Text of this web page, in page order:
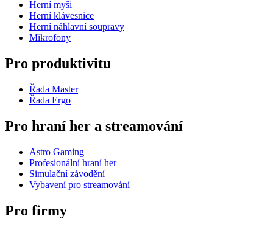
Herní myši
Herní klávesnice
Herní náhlavní soupravy
Mikrofony
Pro produktivitu
Řada Master
Řada Ergo
Pro hraní her a streamování
Astro Gaming
Profesionální hraní her
Simulační závodění
Vybavení pro streamování
Pro firmy